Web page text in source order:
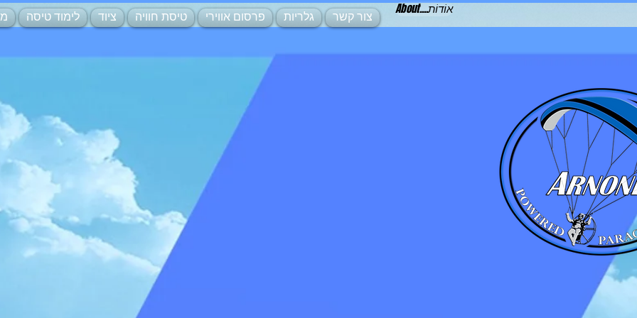
לימוד טיסה ציוד טיסת חוויה פרסום אווירי גלריות צור קשר
About....אוֹדוֹת